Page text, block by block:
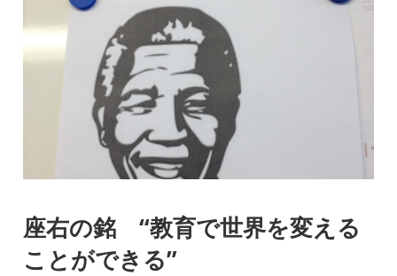
座右の銘 “教育で世界を変える
ことができる”